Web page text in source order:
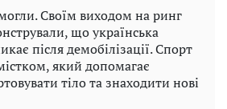
Своїм виходом на ринг
що українська
після демобілізації. Спорт
який допомагає
тіло та знаходити нові